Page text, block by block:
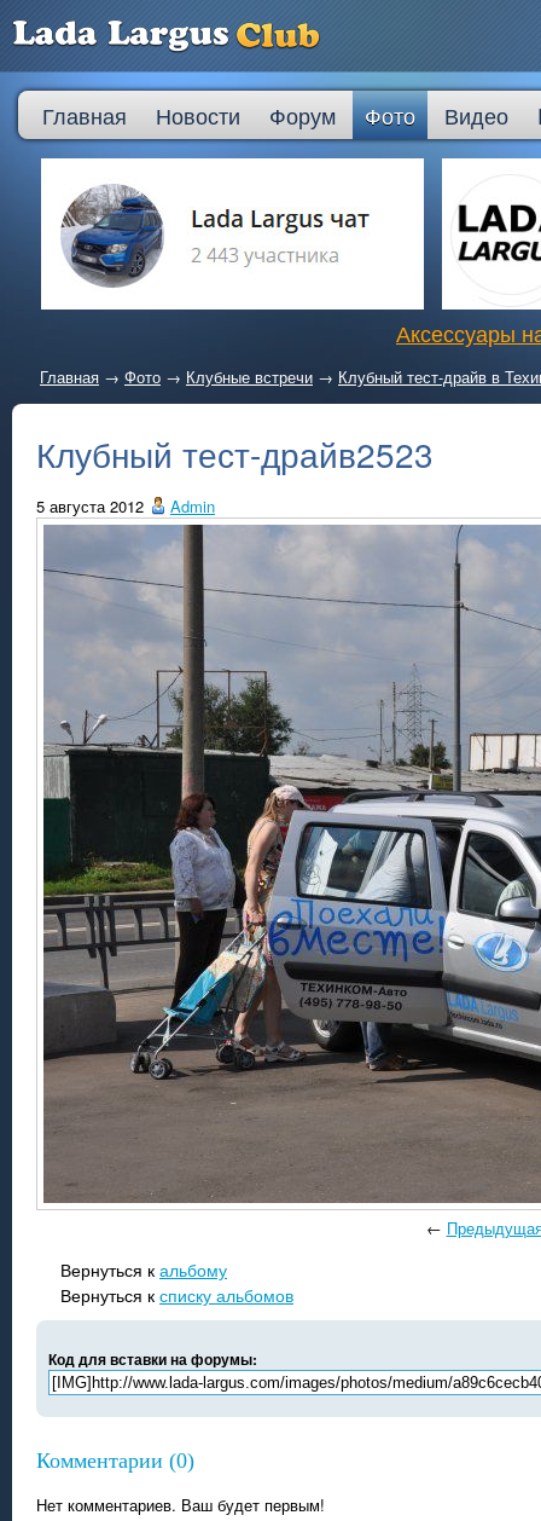
Главная Новости Форум Фото Видео
Аксессуары
Главная → Фото → Клубные встречи → Клубный тест-драйв в
Клубный тест-драйв2523
5 августа 2012 Admin
←
Вернуться к альбому
Вернуться к списку альбомов
Код для вставки на форумы:
Комментарии (0)
Нет комментариев. Ваш будет первым!